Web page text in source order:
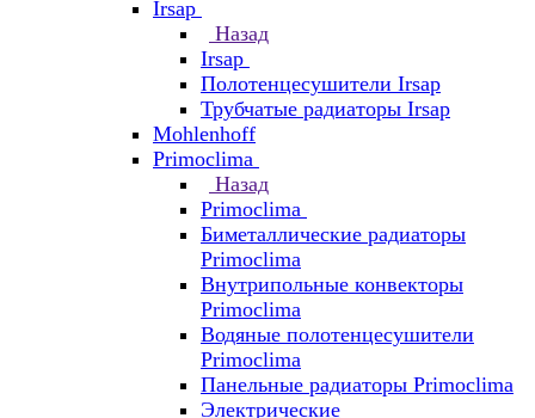
Irsap
Назад
Irsap
Полотенцесушители Irsap
Трубчатые радиаторы Irsap
Mohlenhoff
Primoclima
Назад
Primoclima
Биметаллические радиаторы
Primoclima
Внутрипольные конвекторы
Primoclima
Водяные полотенцесушители
Primoclima
Панельные радиаторы Primoclima
Электрические